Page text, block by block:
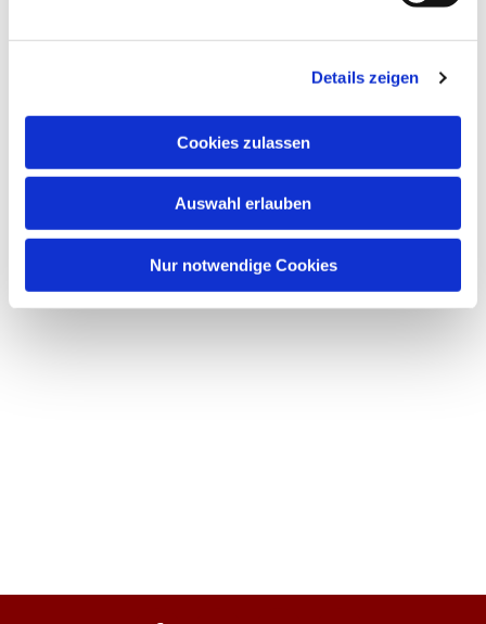
Details zeigen
Cookies zulassen
Auswahl erlauben
Nur notwendige Cookies